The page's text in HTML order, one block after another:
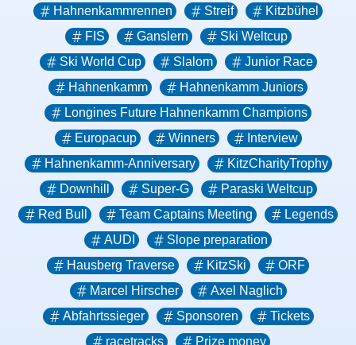
Hahnenkammrennen
Streif
Kitzbühel
FIS
Ganslern
Ski Weltcup
Ski World Cup
Slalom
Junior Race
Hahnenkamm
Hahnenkamm Juniors
Longines Future Hahnenkamm Champions
Europacup
Winners
Interview
Hahnenkamm-Anniversary
KitzCharityTrophy
Downhill
Super-G
Paraski Weltcup
Red Bull
Team Captains Meeting
Legends
AUDI
Slope preparation
Hausberg Traverse
KitzSki
ORF
Marcel Hirscher
Axel Naglich
Abfahrtssieger
Sponsoren
Tickets
racetracks
Prize money